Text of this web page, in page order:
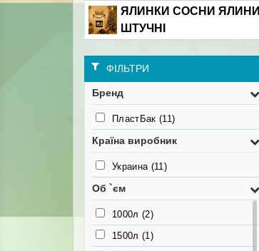
ЯЛИНКИ СОСНИ ЯЛИНИ
ШТУЧНІ
ФІЛЬТРИ
Бренд
ПластБак (11)
Країна виробник
Украина (11)
Об `єм
1000л (2)
1500л (1)